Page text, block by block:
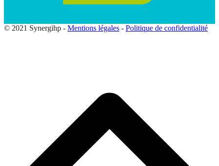
© 2021 Synergihp - Mentions légales - Politique de confidentialité